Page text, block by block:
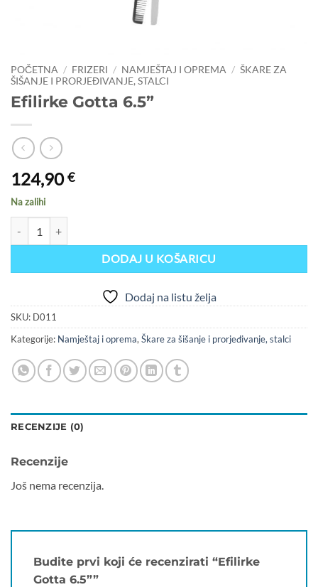
POČETNA / FRIZERI / NAMJEŠTAJ I OPREMA / ŠKARE ZA
ŠIŠANJE I PRORJEĐIVANJE, STALCI
Efilirke Gotta 6.5”
124,90€
Na zalihi
DODAJ U KOŠARICU
Dodaj na listu želja
SKU: D011
Kategorije: Namještaj i oprema, Škare za šišanje i prorjeđivanje, stalci
RECENZIJE (0)
Recenzije
Još nema recenzija.
Budite prvi koji će recenzirati “Efilirke
Gotta 6.5””